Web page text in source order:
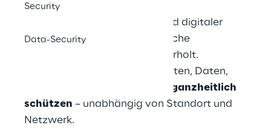
Security
Data-Security
Im Zeitalter hybrider Arbeit und digitaler
Geschäftsmodelle sind klassische
Sicherheitsgrenzen längst überholt.
Unternehmen müssen Identitäten, Daten,
ganzheitlich
schützen – unabhängig von Standort und
Netzwerk.